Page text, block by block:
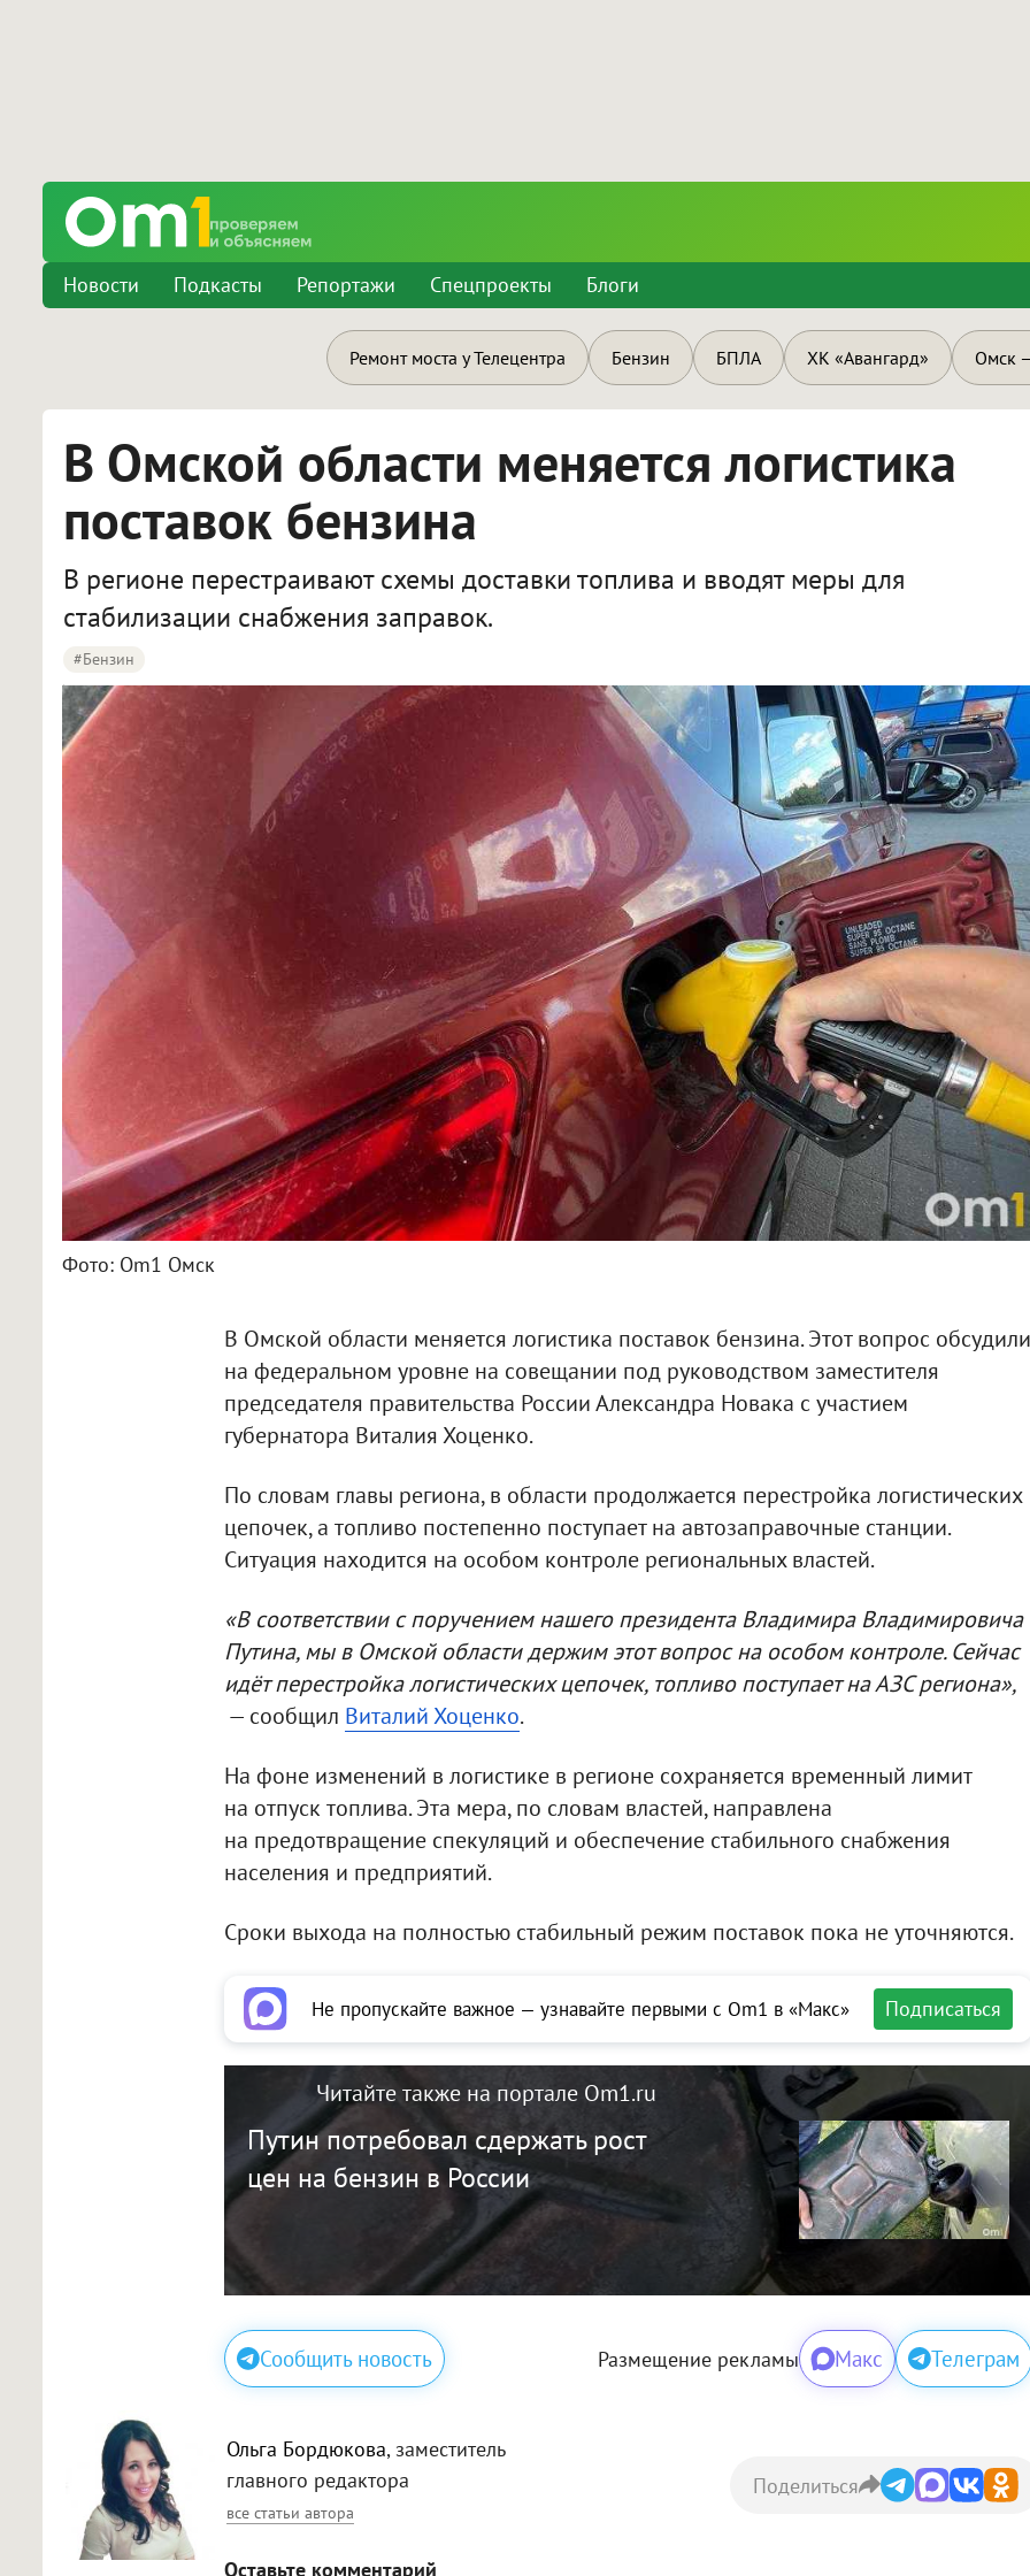
Новости Подкасты Репортажи Спецпроекты Блоги
Ремонт моста у Телецентра Бензин БПЛА ХК «Авангард» Омск
В Омской области меняется логистика
поставок бензина
В регионе перестраивают схемы доставки топлива и вводят меры для
стабилизации снабжения заправок.
#бензин
Фото: Om1 Омск
В Омской области меняется логистика поставок бензина. Этот вопрос обсудили
на федеральном уровне на совещании под руководством заместителя
председателя правительства России Александра Новака с участием
губернатора Виталия Хоценко.
По словам главы региона, в области продолжается перестройка логистических
цепочек, а топливо постепенно поступает на автозаправочные станции.
Ситуация находится на особом контроле региональных властей.
«В соответствии с поручением нашего президента Владимира Владимировича
Путина, мы в Омской области держим этот вопрос на особом контроле. Сейчас
идёт перестройка логистических цепочек, топливо поступает на АЗС региона»,
— сообщил Виталий Хоценко.
На фоне изменений в логистике в регионе сохраняется временный лимит
на отпуск топлива. Эта мера, по словам властей, направлена
на предотвращение спекуляций и обеспечение стабильного снабжения
населения и предприятий.
Сроки выхода на полностью стабильный режим поставок пока не уточняются.
Не пропускайте важное — узнавайте первыми с Om1 в «Макс» Подписаться
Читайте также на портале Om1.ru
Путин потребовал сдержать рост
цен на бензин в России
Сообщить новость Размещение рекламы Макс Телеграм
Ольга Бордюкова, заместитель
главного редактора
все статьи автора
Поделиться
Оставьте комментарий